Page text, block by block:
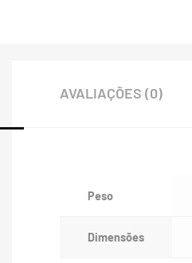
AVALIAÇÕES (0)
Peso
Dimensões